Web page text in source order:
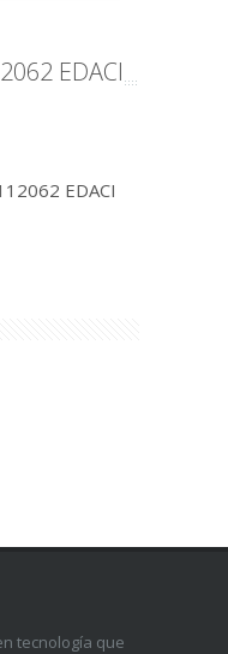
EDACI
EDACI
tecnología que